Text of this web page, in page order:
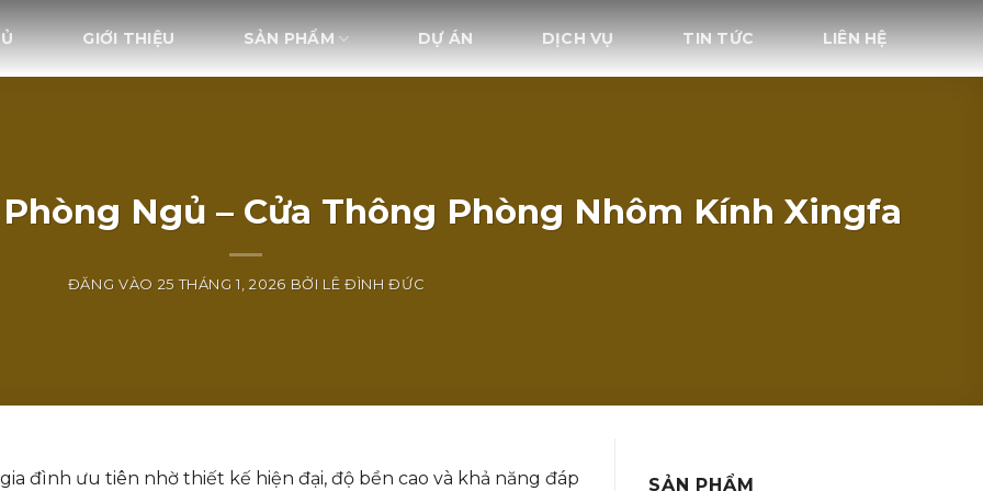
GIỚI THIỆU SẢN PHẨM DỰ ÁN DỊCH VỤ TIN TỨC LIÊN HỆ
Ngủ – Cửa Thông Phòng Nhôm Kính Xingfa
ĐĂNG VÀO 25 THÁNG 1, 2026 BỞI LÊ ĐÌNH ĐỨC
đình ưu tiên nhờ thiết kế hiện đại, độ bền cao và khả năng đáp
SẢN PHẨM